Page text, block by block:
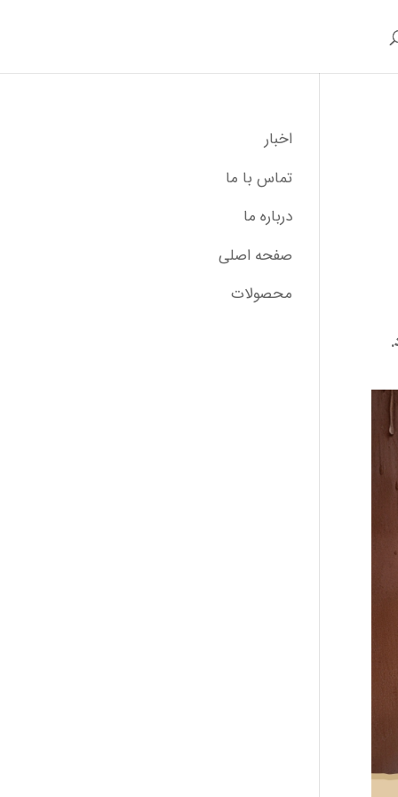
اخبار
تماس با ما
درباره ما
صفحه اصلی
محصولات